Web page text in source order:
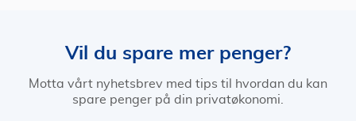
Vil du spare mer penger?
Motta vårt nyhetsbrev med tips til hvordan du kan
spare penger på din privatøkonomi.